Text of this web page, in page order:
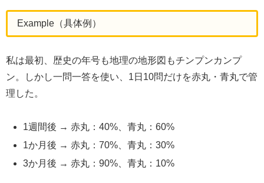
Example（具体例）
私は最初、歴史の年号も地理の地形図もチンプンカンプ
ン。しかし一問一答を使い、1日10問だけを赤丸・青丸で管
理した。
1週間後 → 赤丸：40%、青丸：60%
1か月後 → 赤丸：70%、青丸：30%
3か月後 → 赤丸：90%、青丸：10%